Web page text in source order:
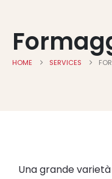
HOME SERVICES
Una grande